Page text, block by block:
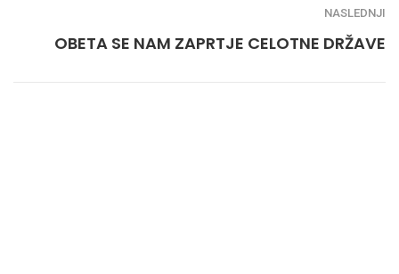
NASLEDNJI
OBETA SE NAM ZAPRTJE CELOTNE DRŽAVE